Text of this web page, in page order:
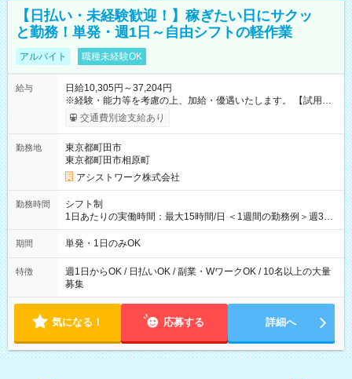
【日払い・未経験歓迎！】稼ぎたい日にサクッ
と勤務！単発・週1日～自由シフトの軽作業
アルバイト 職種未経験OK
給与
日給10,305円～37,204円
※経験・能力等を考慮の上、加給・優遇いたします。 【試用期
間】試用期間なし
交通費別途支給あり
勤務地
東京都町田市
東京都町田市相原町
アシストワーク株式会社
勤務時間
シフト制
1日あたりの実働時間：最大15時間/日 ＜1週間の勤務例＞週3回
勤務 勤務：月・水・金 休み：火・木・土・日 好きな時にお仕事
可能です！ ※1日あたりの最大実働時間は日勤、夜勤共に勤務し
期間 単発・1日のみOK
特徴
週1日からOK / 日払いOK / 副業・WワークOK / 10名以上の大量
募集
気になる！ 応募する 詳細へ